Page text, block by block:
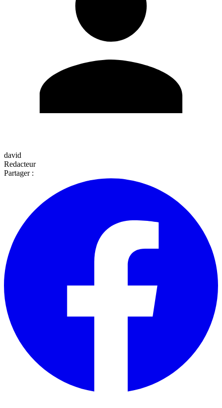
david
Redacteur
Partager :